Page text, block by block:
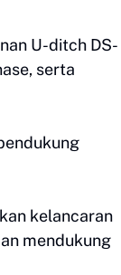
U-ditch DS-
serta
kelancaran
mendukung